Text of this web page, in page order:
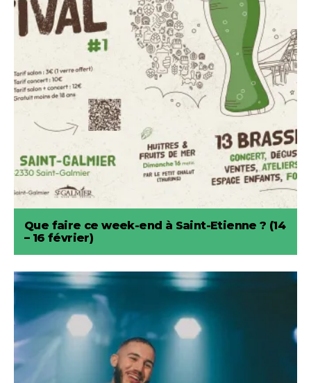
Que faire ce week-end à Saint-Etienne ? (14
– 16 février)